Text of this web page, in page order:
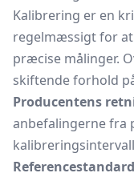
Kalibrering er en
regelmæssigt for
præcise målinger.
skiftende forhold
Producentens
anbefalingerne fra